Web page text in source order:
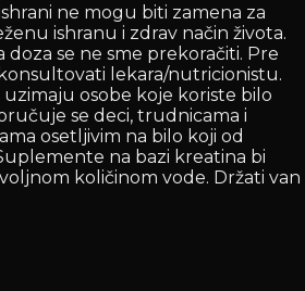
ne mogu biti zamena za
ishranu i zdrav način života.
se ne sme prekoračiti. Pre
lekara/nutricionistu.
osobe koje koriste bilo
se deci, trudnicama i
osetljivim na bilo koji od
na bazi kreatina bi
količinom vode. Držati van